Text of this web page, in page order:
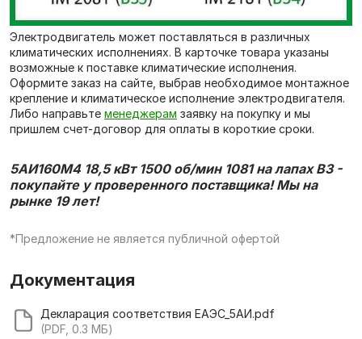
Электродвигатель может поставляться в различных
климатических исполнениях. В карточке товара указаны
возможные к поставке климатические исполнения.
Оформите заказ на сайте, выбрав необходимое монтажное
крепление и климатическое исполнение электродвигателя.
Либо направьте менеджерам заявку на покупку и мы
пришлем счет-договор для оплаты в короткие сроки.
5АИ160M4 18,5 кВт 1500 об/мин 1081 на лапах В3 -
покупайте у проверенного поставщика! Мы на
рынке 19 лет!
*Предложение не является публичной офертой
Документация
Декларация соответствия ЕАЭС_5АИ.pdf
(PDF, 0.3 МБ)